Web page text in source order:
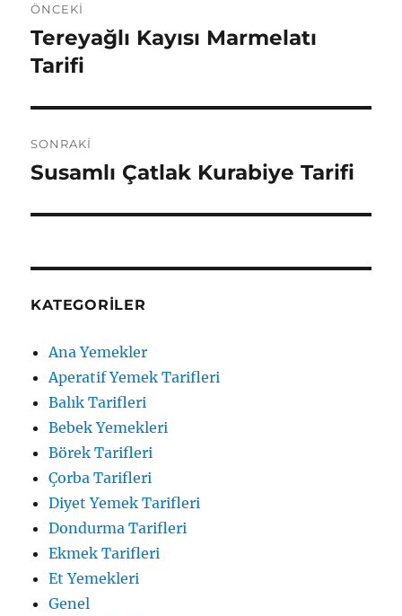
gezinmesi
ÖNCEKI
Önceki
yazı:
Tereyağlı Kayısı Marmelatı
Tarifi
SONRAKI
Sonraki
Susamlı Çatlak Kurabiye Tarifi
KATEGORILER
Ana Yemekler
Aperatif Yemek Tarifleri
Balık Tarifleri
Bebek Yemekleri
Börek Tarifleri
Çorba Tarifleri
Diyet Yemek Tarifleri
Dondurma Tarifleri
Ekmek Tarifleri
Et Yemekleri
Genel